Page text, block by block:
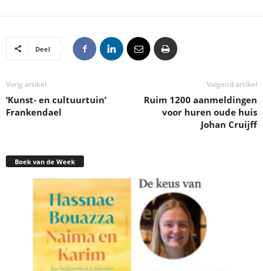
Deel
Vorig artikel
‘Kunst‐ en cultuurtuin’
Frankendael
Volgend artikel
Ruim 1200 aanmeldingen
voor huren oude huis
Johan Cruijff
Boek van de Week